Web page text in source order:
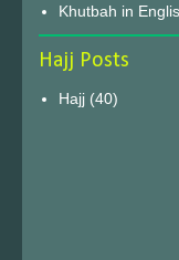
Hajj Posts
Hajj (40)